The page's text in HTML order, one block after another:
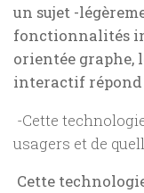
un sujet -
fonctionnalités
orientée graphe,
interactif répond
-Cette
usagers et de
Cette